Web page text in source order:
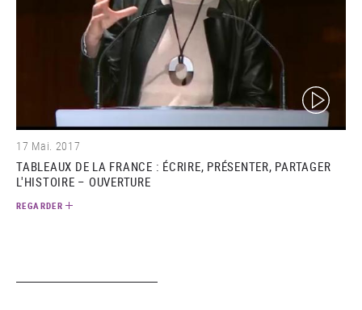
(video)
17 Mai. 2017
TABLEAUX DE LA FRANCE : ÉCRIRE, PRÉSENTER, PARTAGER
L'HISTOIRE – OUVERTURE
REGARDER